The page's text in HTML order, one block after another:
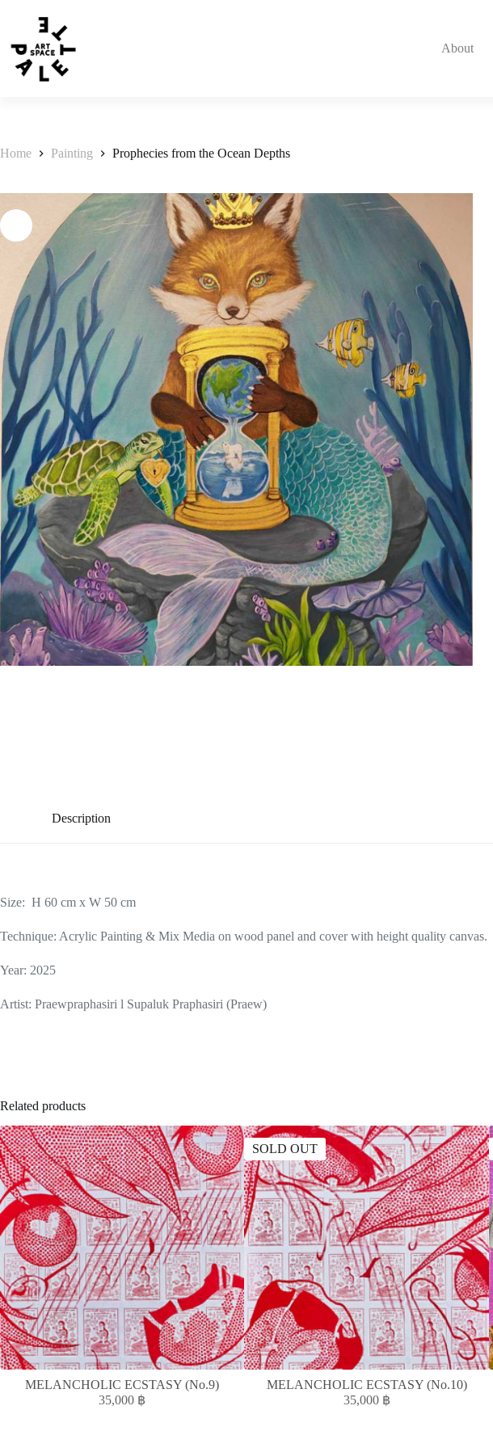
About
Home Painting Prophecies from the Ocean Depths
Description
Size: H 60 cm x W 50 cm
Technique: Acrylic Painting & Mix Media on wood panel and cover with height quality canvas.
Year: 2025
Artist: Praewpraphasiri l Supaluk Praphasiri (Praew)
Related products
MELANCHOLIC ECSTASY (No.9)
35,000 ฿
SOLD OUT
MELANCHOLIC ECSTASY (No.10)
35,000 ฿